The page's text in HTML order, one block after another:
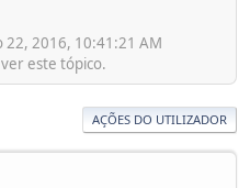
2016, 10:41:21 AM
este tópico.
AÇÕES DO UTILIZADOR